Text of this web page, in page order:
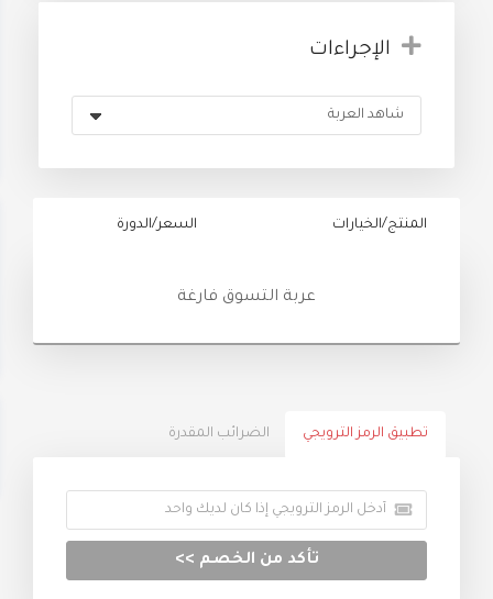
الإجراءات
المنتج/الخيارات السعر/الدورة
عربة التسوق فارغة
تطبيق الرمز الترويجي الضرائب المقدرة
تأكد من الخصم >>